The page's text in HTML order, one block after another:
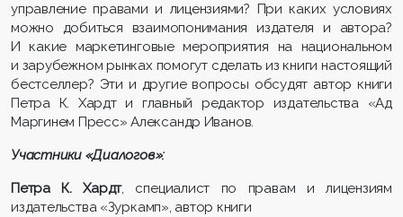
управление правами и лицензиями? При каких условиях
можно добиться взаимопонимания издателя и автора?
И какие маркетинговые мероприятия на национальном
и зарубежном рынках помогут сделать из книги настоящий
бестселлер? Эти и другие вопросы обсудят автор книги
Петра К. Хардт и главный редактор издательства «Ад
Маргинем Пресс» Александр Иванов.
Участники «Диалогов»:
Петра К. Хардт, специалист по правам и лицензиям
издательства «Зуркамп», автор книги